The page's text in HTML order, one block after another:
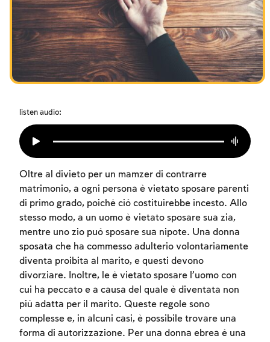
I digiuni commemorativi della distruzione del Tempio
Hanukkah
Purìm
listen audio:
Oltre al divieto per un mamzer di contrarre
matrimonio, a ogni persona è vietato sposare parenti
di primo grado, poiché ciò costituirebbe incesto. Allo
stesso modo, a un uomo è vietato sposare sua zia,
mentre uno zio può sposare sua nipote. Una donna
sposata che ha commesso adulterio volontariamente
diventa proibita al marito, e questi devono
divorziare. Inoltre, le è vietato sposare l’uomo con
cui ha peccato e a causa del quale è diventata non
più adatta per il marito. Queste regole sono
complesse e, in alcuni casi, è possibile trovare una
forma di autorizzazione. Per una donna ebrea è una